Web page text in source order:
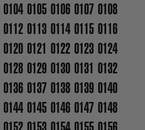
0104 0105 0106 0107 0108
0112 0113 0114 0115 0116
0120 0121 0122 0123 0124
0128 0129 0130 0131 0132
0136 0137 0138 0139 0140
0144 0145 0146 0147 0148